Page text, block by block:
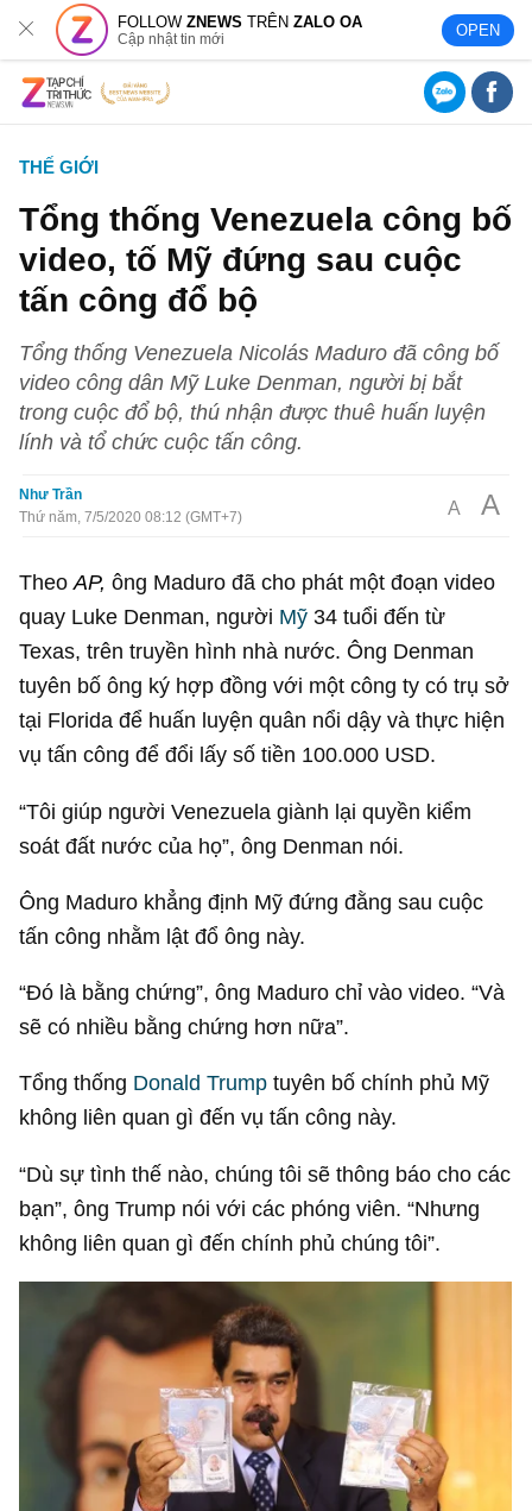
FOLLOWZNEWS TRÊNZALO OA
Cập nhật tin mới OPEN
THẾ GIỚI
Tổng thống Venezuela công bố
video, tố Mỹ đứng sau cuộc
tấn công đổ bộ
Tổng thống Venezuela Nicolás Maduro đã công bố
video công dân Mỹ Luke Denman, người bị bắt
trong cuộc đổ bộ, thú nhận được thuê huấn luyện
lính và tổ chức cuộc tấn công.
Như Trần
Thứ năm, 7/5/2020 08:12 (GMT+7)
A A
TheoAP,ông Maduro đã cho phát một đoạn video
quay Luke Denman, người Mỹ 34 tuổi đến từ
Texas, trên truyền hình nhà nước. Ông Denman
tuyên bố ông ký hợp đồng với một công ty có trụ sở
tại Florida để huấn luyện quân nổi dậy và thực hiện
vụ tấn công để đổi lấy số tiền 100.000 USD.
“Tôi giúp người Venezuela giành lại quyền kiểm
soát đất nước của họ”, ông Denman nói.
Ông Maduro khẳng định Mỹ đứng đằng sau cuộc
tấn công nhằm lật đổ ông này.
“Đó là bằng chứng”, ông Maduro chỉ vào video. “Và
sẽ có nhiều bằng chứng hơn nữa”.
Tổng thống Donald Trump tuyên bố chính phủ Mỹ
không liên quan gì đến vụ tấn công này.
“Dù sự tình thế nào, chúng tôi sẽ thông báo cho các
bạn”, ông Trump nói với các phóng viên. “Nhưng
không liên quan gì đến chính phủ chúng tôi”.